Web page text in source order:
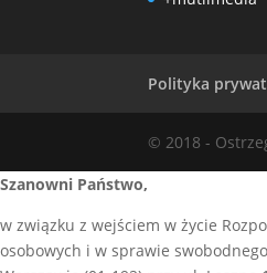
Polityka
© 2018 -
Szanowni Państwo,
w związku z wejściem w życie
osobowych i w sprawie